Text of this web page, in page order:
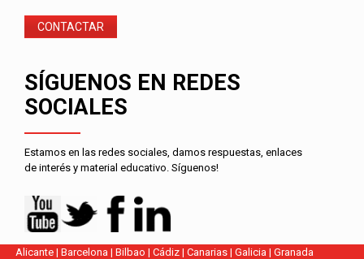
CONTACTAR
SÍGUENOS EN REDES
SOCIALES
Estamos en las redes sociales, damos respuestas, enlaces
de interés y material educativo. Síguenos!
Alicante| Barcelona | Bilbao | Cádiz| Canarias| Galicia | Granada